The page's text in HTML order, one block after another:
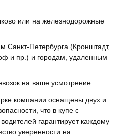
или на железнодорожные
Санкт-Петербурга (Кронштадт,
и пр.) и городам, удаленным
на ваше усмотрение.
компании оснащены двух и
что в купе с
гарантирует каждому
уверенности на